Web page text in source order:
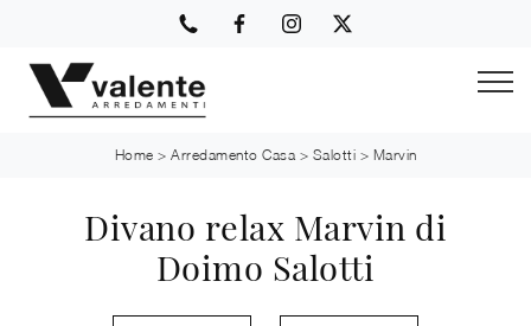
Home > Arredamento Casa > Salotti > Marvin
Divano relax Marvin di
Doimo Salotti